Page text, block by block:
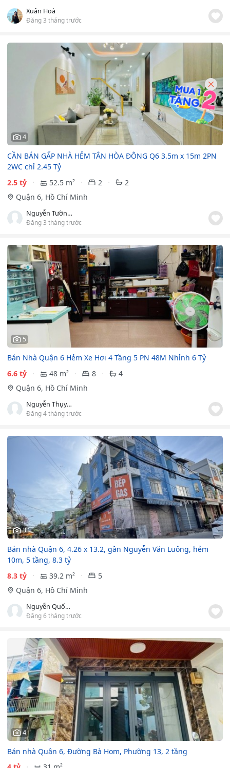
Xuân Hoà
Đăng 3 tháng trước
4
CẦN BÁN GẤP NHÀ HẺM TÂN HÒA ĐÔNG Q6 3.5m x 15m 2PN
2WC chỉ 2.45 Tỷ
2.5 tỷ
52.5 m² 2
2
Quận 6, Hồ Chí Minh
Nguyễn Tường Thu
Đăng 3 tháng trước
5
Bán Nhà Quận 6 Hẻm Xe Hơi 4 Tầng 5 PN 48M Nhỉnh 6 Tỷ
6.6 tỷ
48 m² 8
4
Quận 6, Hồ Chí Minh
Nguyễn Thụy Hoàng Sang
Đăng 4 tháng trước
3
Bán nhà Quận 6, 4.26 x 13.2, gần Nguyễn Văn Luông, hẻm
10m, 5 tầng, 8.3 tỷ
8.3 tỷ
39.2 m²
5
Quận 6, Hồ Chí Minh
Nguyễn Quốc Hưng
Đăng 6 tháng trước
4
Bán nhà Quận 6, Đường Bà Hom, Phường 13, 2 tầng